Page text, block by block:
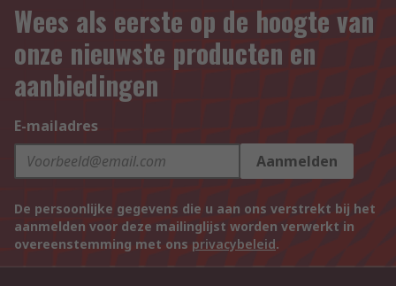
Wees als eerste op de hoogte van
onze nieuwste producten en
aanbiedingen
E-mailadres
Aanmelden
De persoonlijke gegevens die u aan ons verstrekt bij het
aanmelden voor deze mailinglijst worden verwerkt in
overeenstemming met ons privacybeleid.